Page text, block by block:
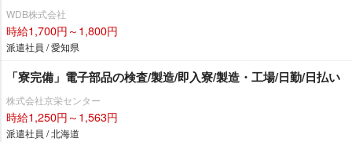
WDB株式会社
時給1,700円～1,800円
派遣社員 / 愛知県
「寮完備」電子部品の検査/製造/即入寮/製造・工場/日勤/日払い
株式会社京栄センター
時給1,250円～1,563円
派遣社員 / 北海道